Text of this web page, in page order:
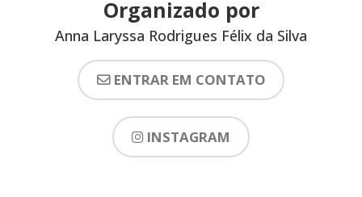
Organizado por
Anna Laryssa Rodrigues Félix da Silva
ENTRAR EM CONTATO
INSTAGRAM